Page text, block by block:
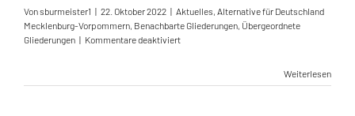
Vonsburmeister1 | 22. Oktober 2022 | Aktuelles, Alternative für Deutschland
Mecklenburg-Vorpommern, Benachbarte Gliederungen, Übergeordnete
Gliederungen | Kommentare deaktiviertfür
Weiterlesen